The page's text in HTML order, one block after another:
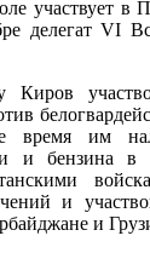
участвует в
делегат VI
им
и бензина в
и
и